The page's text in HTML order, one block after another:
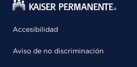
Accesibilidad
Aviso de no discriminación